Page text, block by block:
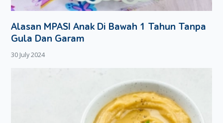
Alasan MPASI Anak Di Bawah 1 Tahun Tanpa
Gula Dan Garam
30 July 2024